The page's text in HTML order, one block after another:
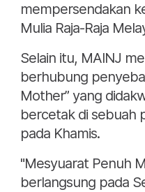
mempersendakan
Mulia Raja-Raja
Selain itu, MAINJ
berhubung
Mother” yang
bercetak di sebuah
pada Khamis.
"Mesyuarat Penuh
berlangsung pada